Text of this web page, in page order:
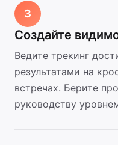
3
Создайте
Ведите трекинг
результатами на
встречах. Берите
руководству